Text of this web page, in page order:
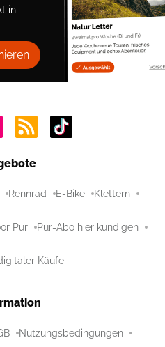
in
Rennrad E-Bike Klettern
Pur Pur-Abo hier kündigen
Käufe
Nutzungsbedingungen